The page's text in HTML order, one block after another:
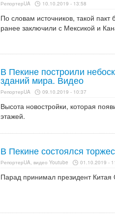
РепортерUA 10.10.2019 - 13:58
По словам источников, такой
ранее заключили с Мексикой и
В Пекине построили
зданий мира. Видео
РепортерUA 09.10.2019 - 10:37
Высота новостройки, которая
этажей.
В Пекине состоялся
РепортерUA, видео Youtube 01.10.2019 -
Парад принимал президент